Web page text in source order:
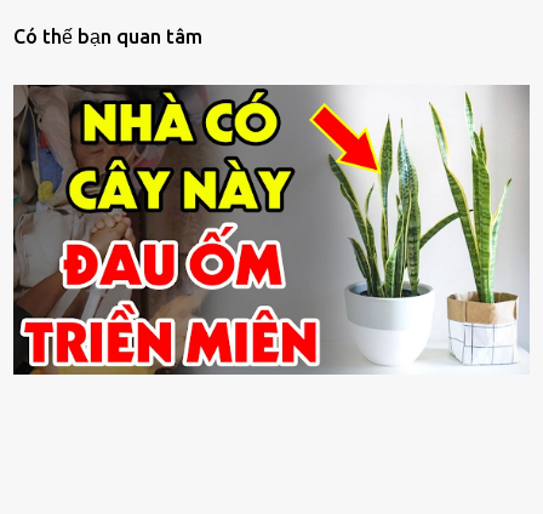
Có thế bạn quan tâm